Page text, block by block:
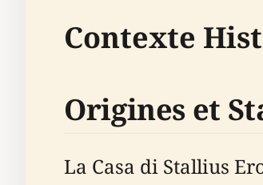
Contexte
Origines et
La Casa di Stallius